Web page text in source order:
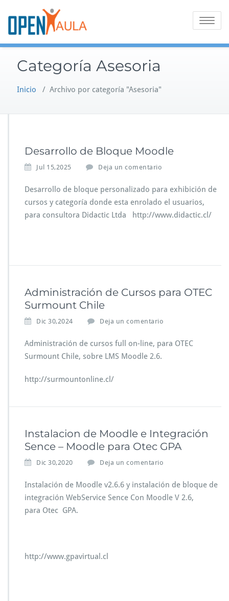
contenido
Alternar
Categoría Asesoria
Inicio / Archivo por categoría "Asesoria"
Desarrollo de Bloque Moodle
Jul 15,2025 Deja un comentario
Desarrollo de bloque personalizado para exhibición de
cursos y categoría donde esta enrolado el usuarios,
para consultora Didactic Ltda http://www.didactic.cl/
Administración de Cursos para OTEC
Surmount Chile
Dic 30,2024 Deja un comentario
Administración de cursos full on-line, para OTEC
Surmount Chile, sobre LMS Moodle 2.6.
http://surmountonline.cl/
Instalacion de Moodle e Integración
Sence – Moodle para Otec GPA
Dic 30,2020 Deja un comentario
Instalación de Moodle v2.6.6 y instalación de bloque de
integración WebService Sence Con Moodle V 2.6,
para Otec GPA.
http://www.gpavirtual.cl